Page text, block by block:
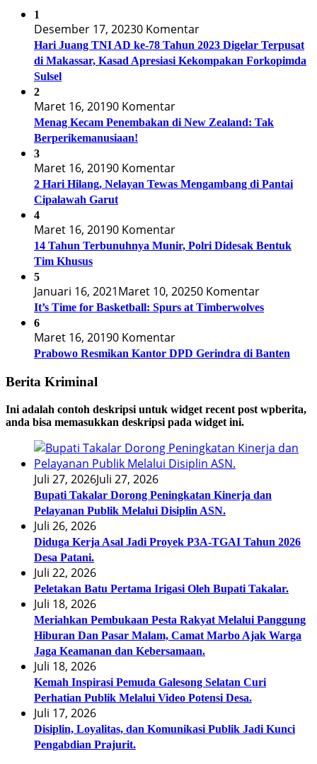
1
Desember 17, 20230 Komentar
Hari Juang TNI AD ke-78 Tahun 2023 Digelar Terpusat
di Makassar, Kasad Apresiasi Kekompakan Forkopimda
Sulsel
2
Maret 16, 20190 Komentar
Menag Kecam Penembakan di New Zealand: Tak
Berperikemanusiaan!
3
Maret 16, 20190 Komentar
2 Hari Hilang, Nelayan Tewas Mengambang di Pantai
Cipalawah Garut
4
Maret 16, 20190 Komentar
14 Tahun Terbunuhnya Munir, Polri Didesak Bentuk
Tim Khusus
5
Januari 16, 2021Maret 10, 20250 Komentar
It’s Time for Basketball: Spurs at Timberwolves
6
Maret 16, 20190 Komentar
Prabowo Resmikan Kantor DPD Gerindra di Banten
Berita Kriminal
Ini adalah contoh deskripsi untuk widget recent post wpberita,
anda bisa memasukkan deskripsi pada widget ini.
Juli 27, 2026Juli 27, 2026
Bupati Takalar Dorong Peningkatan Kinerja dan
Pelayanan Publik Melalui Disiplin ASN.
Juli 26, 2026
Diduga Kerja Asal Jadi Proyek P3A-TGAI Tahun 2026
Desa Patani.
Juli 22, 2026
Peletakan Batu Pertama Irigasi Oleh Bupati Takalar.
Juli 18, 2026
Meriahkan Pembukaan Pesta Rakyat Melalui Panggung
Hiburan Dan Pasar Malam, Camat Marbo Ajak Warga
Jaga Keamanan dan Kebersamaan.
Juli 18, 2026
Kemah Inspirasi Pemuda Galesong Selatan Curi
Perhatian Publik Melalui Video Potensi Desa.
Juli 17, 2026
Disiplin, Loyalitas, dan Komunikasi Publik Jadi Kunci
Pengabdian Prajurit.